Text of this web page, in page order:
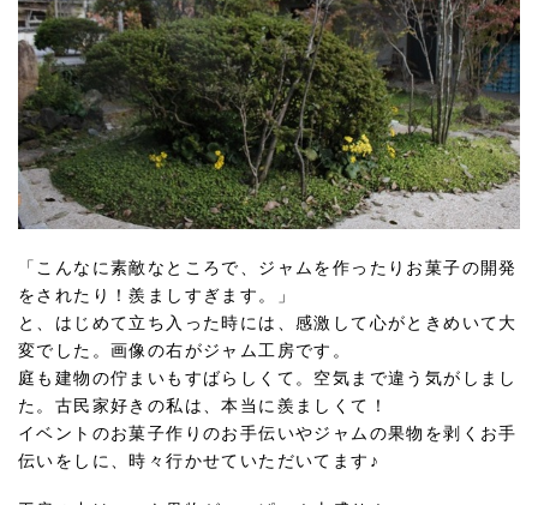
「こんなに素敵なところで、ジャムを作ったりお菓子の開発
をされたり！羨ましすぎます。」
と、はじめて立ち入った時には、感激して心がときめいて大
変でした。画像の右がジャム工房です。
庭も建物の佇まいもすばらしくて。空気まで違う気がしまし
た。古民家好きの私は、本当に羨ましくて！
イベントのお菓子作りのお手伝いやジャムの果物を剥くお手
伝いをしに、時々行かせていただいてます♪